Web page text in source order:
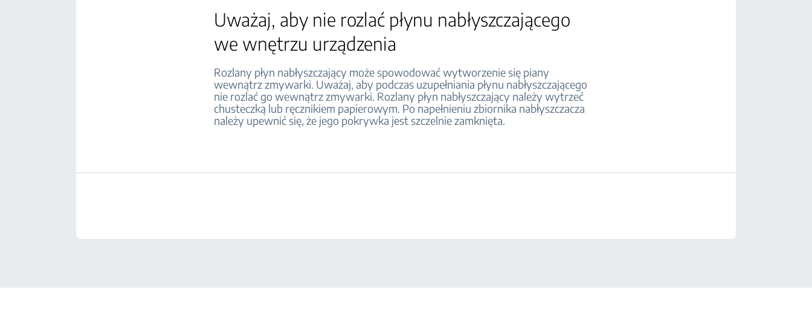
Uważaj, aby nie rozlać płynu nabłyszczającego
we wnętrzu urządzenia
Rozlany płyn nabłyszczający może spowodować wytworzenie się piany
wewnątrz zmywarki. Uważaj, aby podczas uzupełniania płynu nabłyszczającego
nie rozlać go wewnątrz zmywarki. Rozlany płyn nabłyszczający należy wytrzeć
chusteczką lub ręcznikiem papierowym. Po napełnieniu zbiornika nabłyszczacza
należy upewnić się, że jego pokrywka jest szczelnie zamknięta.